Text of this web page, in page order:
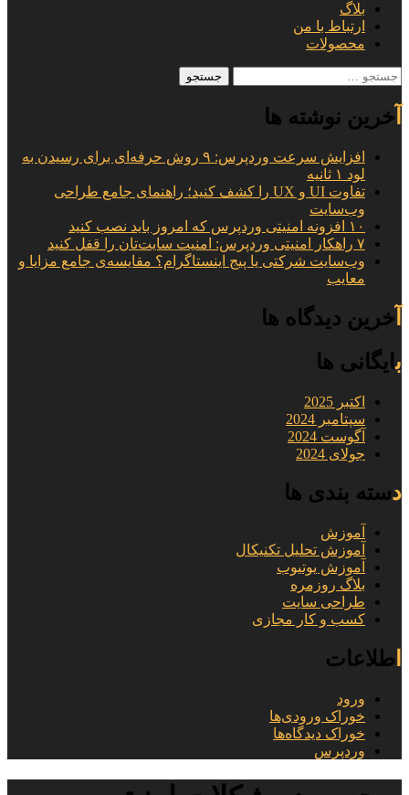
بلاگ
ارتباط با من
محصولات
جستجو
آخرین نوشته ها
افزایش سرعت وردپرس: ۹ روش حرفه‌ای برای رسیدن به
لود ۱ ثانیه
تفاوت UI و UX را کشف کنید؛ راهنمای جامع طراحی
وب‌سایت
۱۰ افزونه امنیتی وردپرس که امروز باید نصب کنید
۷ راهکار امنیتی وردپرس: امنیت سایت‌تان را قفل کنید
وب‌سایت شرکتی یا پیج اینستاگرام؟ مقایسه‌ی جامع مزایا و
معایب
آخرین دیدگاه ها
بایگانی ها
اکتبر 2025
سپتامبر 2024
آگوست 2024
جولای 2024
دسته بندی ها
آموزش
آموزش تحلیل تکنیکال
آموزش یوتیوب
بلاگ روزمره
طراحی سایت
کسب و کار مجازی
اطلاعات
ورود
خوراک ورودی‌ها
خوراک دیدگاه‌ها
وردپرس